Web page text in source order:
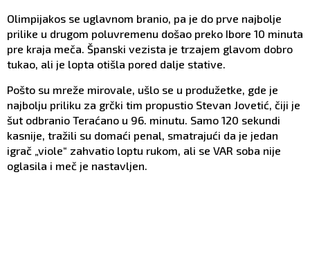
Olimpijakos se uglavnom branio, pa je do prve najbolje
prilike u drugom poluvremenu došao preko Ibore 10 minuta
pre kraja meča. Španski vezista je trzajem glavom dobro
tukao, ali je lopta otišla pored dalje stative.
Pošto su mreže mirovale, ušlo se u produžetke, gde je
najbolju priliku za grčki tim propustio Stevan Jovetić, čiji je
šut odbranio Teraćano u 96. minutu. Samo 120 sekundi
kasnije, tražili su domaći penal, smatrajući da je jedan
igrač „viole“ zahvatio loptu rukom, ali se VAR soba nije
oglasila i meč je nastavljen.